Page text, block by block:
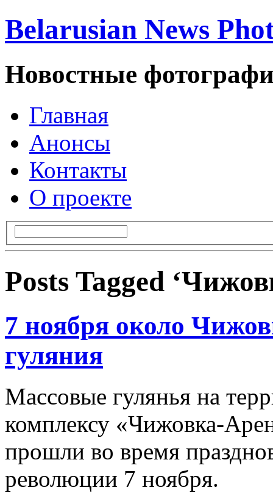
Belarusian News
Новостные
Главная
Анонсы
Контакты
О проекте
Posts Tagged
7 ноября около
гуляния
Массовые гулянья на
комплексу «Чижовка-
прошли во время
революции 7 ноября.